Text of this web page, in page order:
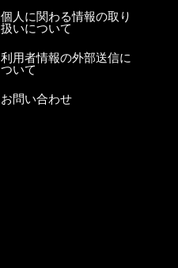
個人に関わる情報の取り
扱いについて
利用者情報の外部送信に
ついて
お問い合わせ